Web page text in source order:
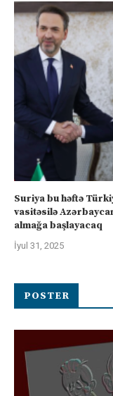
Suriya bu həftə
vasitəsilə
almağa başlayacaq
İyul 31, 2025
POSTER